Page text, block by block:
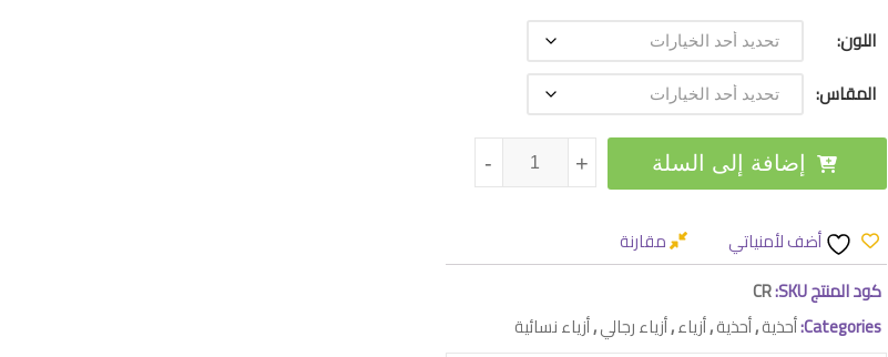
اللون
المقاس
كمية كروكس نايكي Nike مستورد مريح - للجنسين ( رجالي وحريمي )+
- +
- إضافة إلى السلة
أضف لأمنياتي
مقارنة
كود المنتج SKU:
CR
Categories: أحذية,أحذية,أزياء,أزياء رجالي,أزياء نسائية